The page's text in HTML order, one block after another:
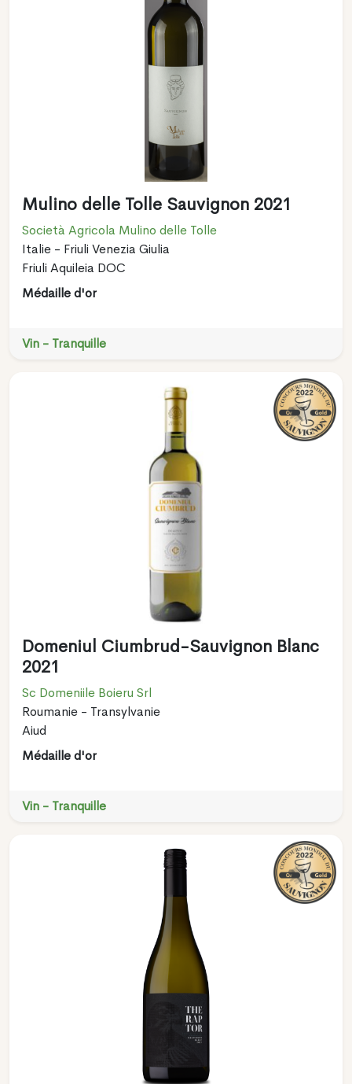
Mulino delle Tolle Sauvignon 2021
Società Agricola Mulino delle Tolle
Italie - Friuli Venezia Giulia
Friuli Aquileia DOC
Médaille d'or
Vin - Tranquille
Domeniul Ciumbrud-Sauvignon Blanc
2021
Sc Domeniile Boieru Srl
Roumanie - Transylvanie
Aiud
Médaille d'or
Vin - Tranquille